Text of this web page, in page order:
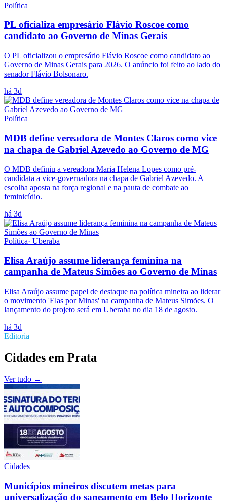
Política
PL oficializa empresário Flávio Roscoe como
candidato ao Governo de Minas Gerais
O PL oficializou o empresário Flávio Roscoe como candidato ao
Governo de Minas Gerais para 2026. O anúncio foi feito ao lado do
senador Flávio Bolsonaro.
há 3d
Política
MDB define vereadora de Montes Claros como vice
na chapa de Gabriel Azevedo ao Governo de MG
O MDB definiu a vereadora Maria Helena Lopes como pré-
candidata a vice-governadora na chapa de Gabriel Azevedo. A
escolha aposta na força regional e na pauta de combate ao
feminicídio.
há 3d
Política· Uberaba
Elisa Araújo assume liderança feminina na
campanha de Mateus Simões ao Governo de Minas
Elisa Araújo assume papel de destaque na política mineira ao liderar
o movimento 'Elas por Minas' na campanha de Mateus Simões. O
lançamento do projeto será em Uberaba no dia 18 de agosto.
há 3d
Editoria
Cidades em Prata
Ver tudo →
Cidades
Municípios mineiros discutem metas para
universalização do saneamento em Belo Horizonte